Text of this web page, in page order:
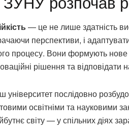
— це не лише здатність
перспективи, і
процесу. Вони формують нове
рішення та
університет послідовно
освітніми та науковими
світу — у спільних діях